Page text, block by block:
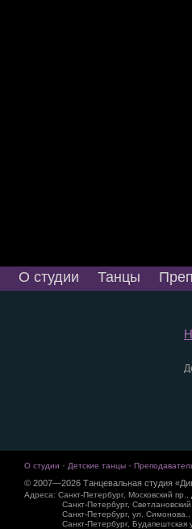
О студии Танцы
О студии · Детские танцы ·
© 2007—2026 Танцевальная студия
Адреса: Санкт-Петербург, Московский пр.,
Санкт-Петербург,
Санкт-Петербург, ул. Симонова.,
Санкт-Петербург, Будапештская